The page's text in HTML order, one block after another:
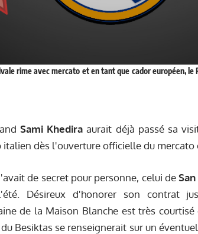
rime avec mercato et en tant que cador européen,
Sami Khedira aurait déjà passé sa
italien dès l'ouverture officielle du mercato
de secret pour personne, celui de
Désireux d'honorer son contrat
de la Maison Blanche est très
Besiktas se renseignerait sur un